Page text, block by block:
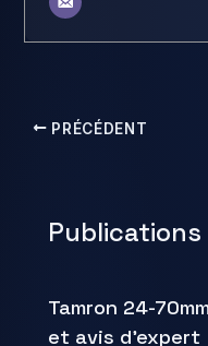
PRÉCÉDENT
Publications
Tamron 24-
et avis d’expert